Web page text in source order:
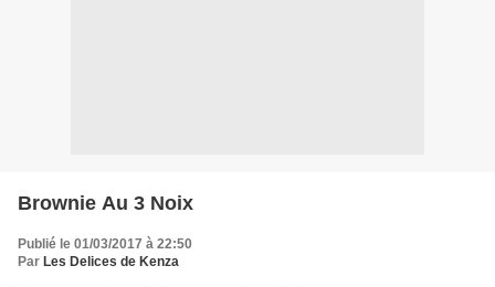
Brownie Au 3 Noix
Publié le 01/03/2017 à 22:50
Par Les Delices de Kenza